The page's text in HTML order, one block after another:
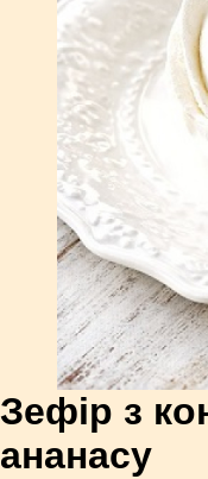
Зефір з
ананасу